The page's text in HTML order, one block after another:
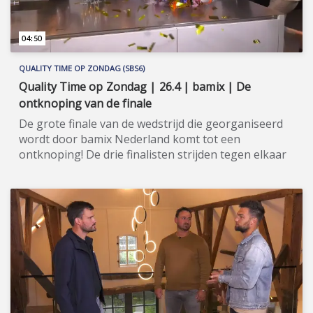
QUALITY TIME OP ZONDAG (SBS6)
Quality Time op Zondag | 26.4 | bamix | De
ontknoping van de finale
De grote finale van de wedstrijd die georganiseerd
wordt door bamix Nederland komt tot een
ontknoping! De drie finalisten strijden tegen elkaar
Zondag is een nieuw, eigentijds lifestyle-
programma, waarin wekelijks een breed spectrum
aan welzijns- en welvaartsthema’s de revue
passeert. Denk hierbij onder andere aan items over
beauty, gezin, gezondheid en wonen. De presentatie
van dit veelzijdige tv-programma op zondagmiddag
is onder meer in handen van de nog altijd populaire
oud-Utopianen Beau Nellissen, Romy Koldenhof en
Cemal Hazebroek. Wil je de hele aflevering bekijken
04:50